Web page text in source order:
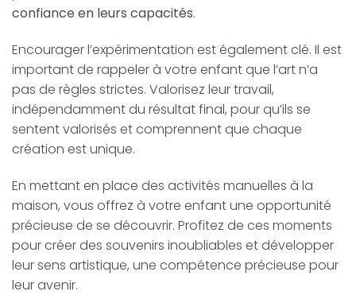
confiance en leurs capacités.
Encourager l’expérimentation est également clé. Il est
important de rappeler à votre enfant que l’art n’a
pas de règles strictes. Valorisez leur travail,
indépendamment du résultat final, pour qu’ils se
sentent valorisés et comprennent que chaque
création est unique.
En mettant en place des activités manuelles à la
maison, vous offrez à votre enfant une opportunité
précieuse de se découvrir. Profitez de ces moments
pour créer des souvenirs inoubliables et développer
leur sens artistique, une compétence précieuse pour
leur avenir.